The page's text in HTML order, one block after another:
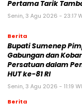
Pertama Tarik
Senin, 3 Agu 2026 - 23:17
Berita
Bupati Sumenep
Gabungan dan
Persatuan dalam
HUT ke-81 RI
Senin, 3 Agu 2026 - 11:19
Berita